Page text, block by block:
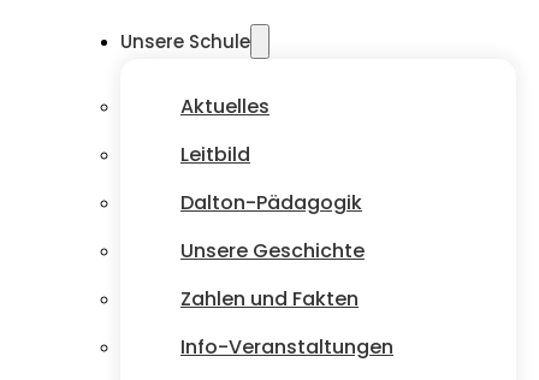
Unsere Schule
Aktuelles
Leitbild
Dalton-Pädagogik
Unsere Geschichte
Zahlen und Fakten
Info-Veranstaltungen